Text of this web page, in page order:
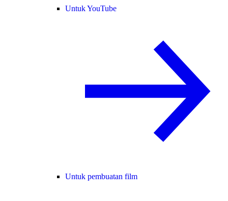
Untuk YouTube
Untuk pembuatan film